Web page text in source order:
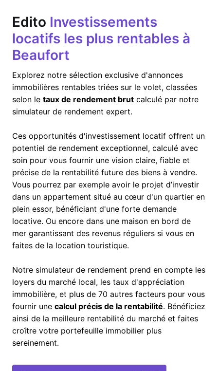
Edito Investissements
locatifs les plus rentables à
Beaufort
Explorez notre sélection exclusive d'annonces
immobilières rentables triées sur le volet, classées
selon le taux de rendement brut calculé par notre
simulateur de rendement expert.
Ces opportunités d'investissement locatif offrent un
potentiel de rendement exceptionnel, calculé avec
soin pour vous fournir une vision claire, fiable et
précise de la rentabilité future des biens à vendre.
Vous pourrez par exemple avoir le projet d’investir
dans un appartement situé au cœur d'un quartier en
plein essor, bénéficiant d'une forte demande
locative. Ou encore dans une maison en bord de
mer garantissant des revenus réguliers si vous en
faites de la location touristique.
Notre simulateur de rendement prend en compte les
loyers du marché local, les taux d'appréciation
immobilière, et plus de 70 autres facteurs pour vous
fournir une calcul précis de la rentabilité. Bénéficiez
ainsi de la meilleure rentabilité du marché et faites
croître votre portefeuille immobilier plus
sereinement.